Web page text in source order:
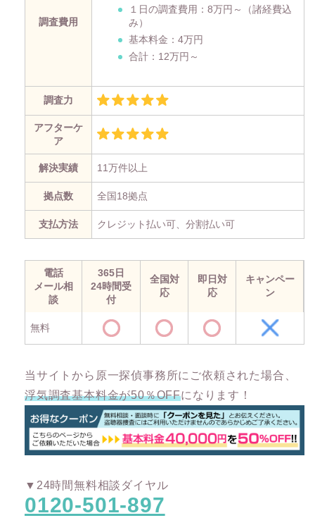
調査費用
１日の調査費用： 8万円～
（諸経費込
み）
基本料金：4万円
合計：12万円～
調査力
アフターケ
ア
解決実績 11万件以上
拠点数 全国18拠点
支払方法 クレジット払い可、分割払い可
電話
メール相
談
365日
24時間受
付
全国対
応
即日対
応
キャンペー
ン
無料
当サイトから原一探偵事務所にご依頼された場合、
浮気調査基本料金が50％OFFになります！
▼24時間無料相談ダイヤル
0120-501-897